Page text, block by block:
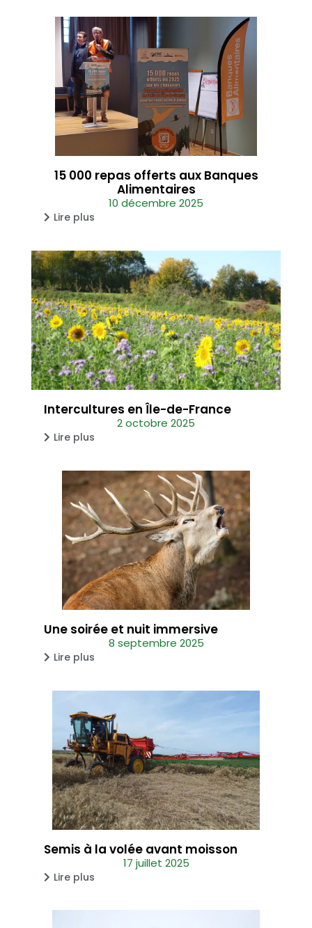
15 000 repas offerts aux Banques
Alimentaires
10 décembre 2025
Lire plus
Intercultures en Île-de-France
2 octobre 2025
Lire plus
Une soirée et nuit immersive
8 septembre 2025
Lire plus
Semis à la volée avant moisson
17 juillet 2025
Lire plus